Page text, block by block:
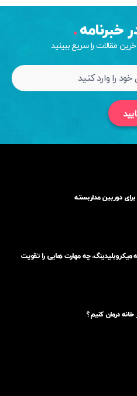
خبرنامه
مقالات را سریع ببینید
دوربین مداربسته
میکروبلیدینگ، چه مهارت هایی را تقویت
خانه درمان کنیم؟